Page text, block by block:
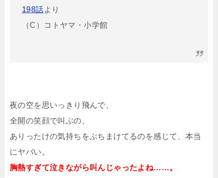
198話より
（C）コトヤマ・小学館
夜の空を思いっきり飛んで、
全開の笑顔で叫ぶの、
ありったけの気持ちをぶちまけてるのを感じて、本当
にヤバい。
胸熱すぎて泣きながら叫んじゃったよね……。